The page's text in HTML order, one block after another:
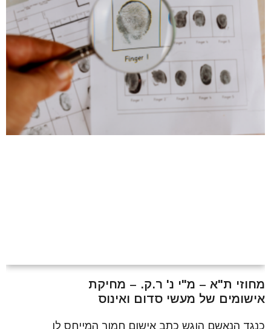
מחוזי ת"א – מ"י נ' ר.ק. – מחיקת
אישומים של מעשי סדום ואינוס
כנגד הנאשם הוגש כתב אישום חמור המייחס לו